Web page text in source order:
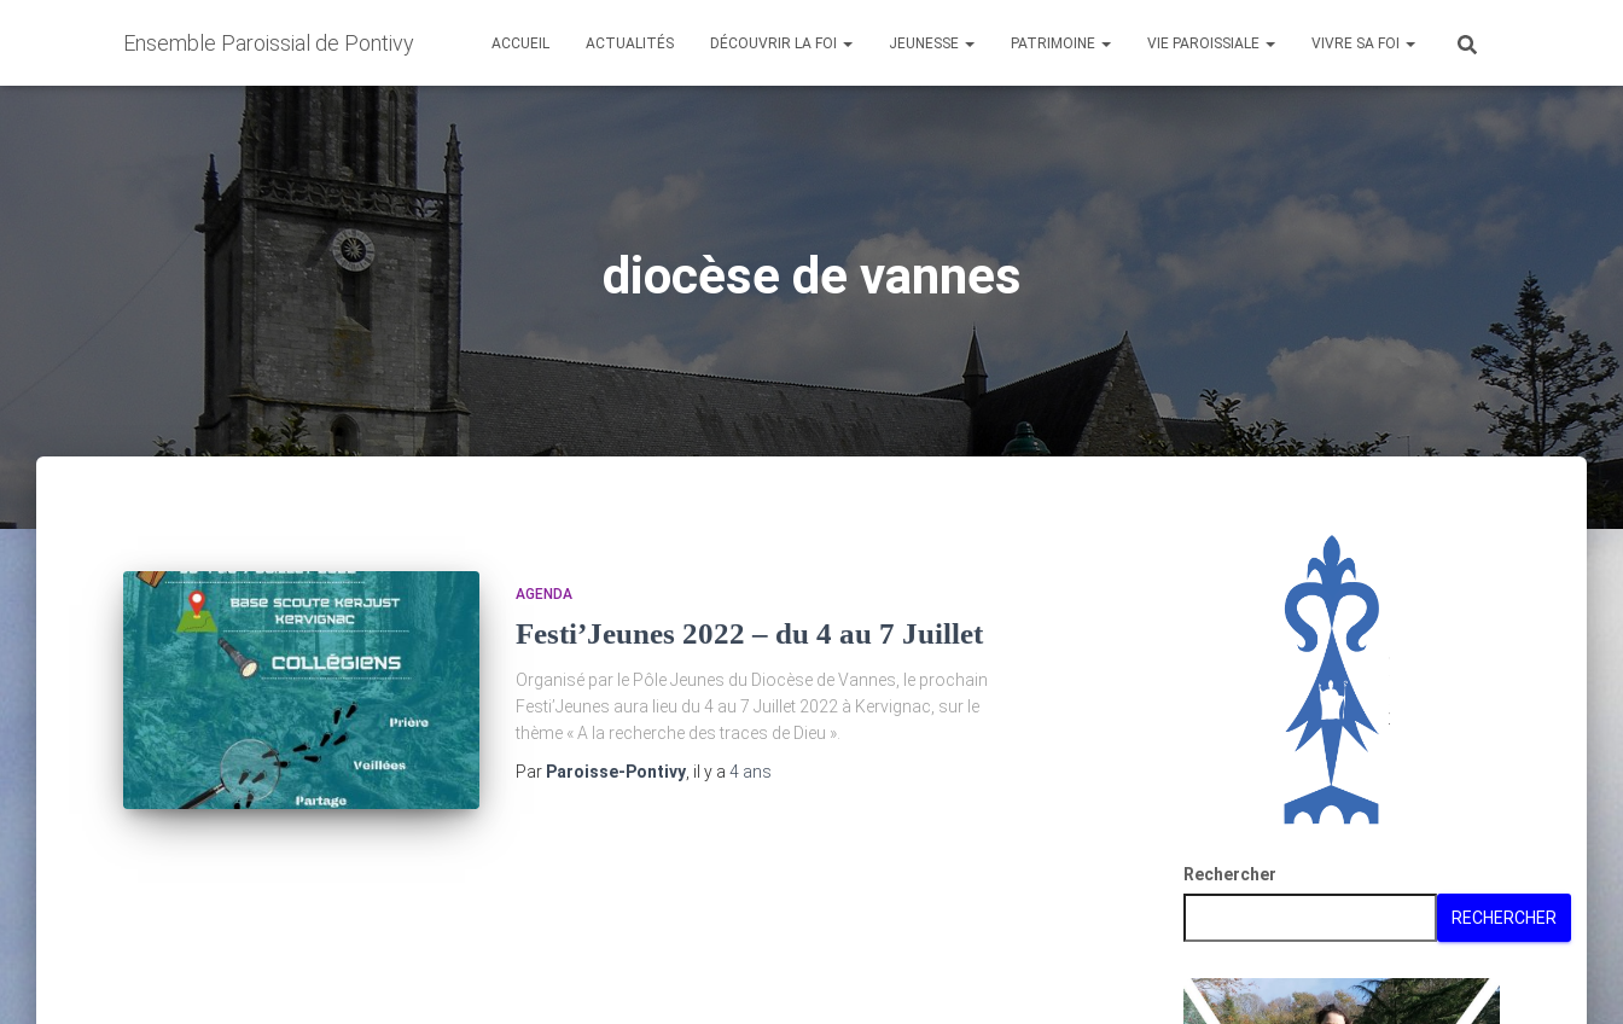
Ensemble Paroissial de Pontivy ACCUEIL ACTUALITÉS DÉCOUVRIR LA FOI JEUNESSE PATRIMOINE VIE PAROISSIALE VIVRE SA FOI
diocèse de vannes
AGENDA
Festi’Jeunes 2022 – du 4 au 7 Juillet
Organisé par le Pôle Jeunes du Diocèse de Vannes, le prochain
Festi’Jeunes aura lieu du 4 au 7 Juillet 2022 à Kervignac, sur le
thème « A la recherche des traces de Dieu ».
Par Paroisse-Pontivy , il y a 4 ans
Rechercher
RECHERCHER